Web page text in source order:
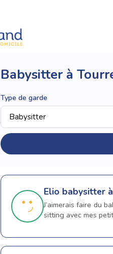
Babysitter à
Type de garde
Elio babysitter
J’aimerais faire du
sitting avec mes